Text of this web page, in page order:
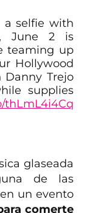
a selfie with
June 2 is
teaming up
Hollywood
Trejo
supplies
thLmL4i4Cq
glaseada
de las
un evento
comerte